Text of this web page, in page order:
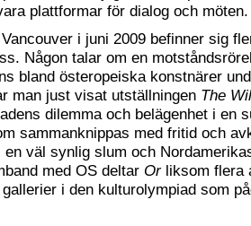
plattformar för dialog och möten.
i juni 2009 befinner sig
Någon talar om en
bland österopeiska konstnärer
man just visat utställningen The
dilemma och belägenhet i en
sammanknippas med fritid och
en väl synlig slum och
med OS deltar Orliksom flera
i den kulturolympiad som